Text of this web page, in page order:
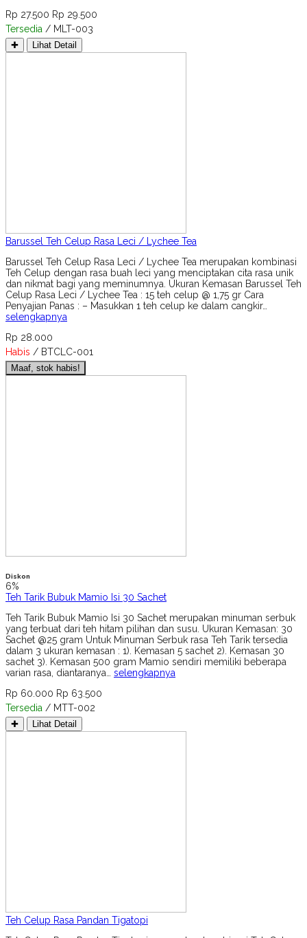
Rp 27.500 Rp 29.500
Tersedia / MLT-003
✚ Lihat Detail
Barussel Teh Celup Rasa Leci / Lychee Tea
Barussel Teh Celup Rasa Leci / Lychee Tea merupakan kombinasi
Teh Celup dengan rasa buah leci yang menciptakan cita rasa unik
dan nikmat bagi yang meminumnya. Ukuran Kemasan Barussel Teh
Celup Rasa Leci / Lychee Tea : 15 teh celup @ 1,75 gr Cara
Penyajian Panas : – Masukkan 1 teh celup ke dalam cangkir…
selengkapnya
Rp 28.000
Habis / BTCLC-001
Maaf, stok habis!
Diskon
6%
Teh Tarik Bubuk Mamio Isi 30 Sachet
Teh Tarik Bubuk Mamio Isi 30 Sachet merupakan minuman serbuk
yang terbuat dari teh hitam pilihan dan susu. Ukuran Kemasan: 30
Sachet @25 gram Untuk Minuman Serbuk rasa Teh Tarik tersedia
dalam 3 ukuran kemasan : 1). Kemasan 5 sachet 2). Kemasan 30
sachet 3). Kemasan 500 gram Mamio sendiri memiliki beberapa
varian rasa, diantaranya… selengkapnya
Rp 60.000 Rp 63.500
Tersedia / MTT-002
✚ Lihat Detail
Teh Celup Rasa Pandan Tigatopi